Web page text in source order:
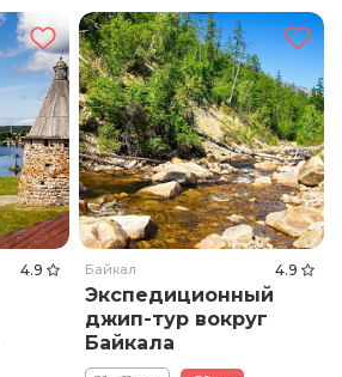
4.9 Байкал 4.9
Экспедиционный
джип-тур вокруг
Байкала